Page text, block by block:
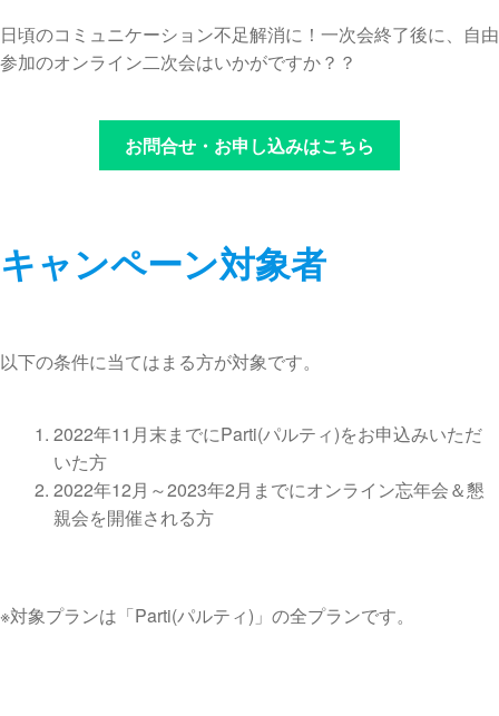
日頃のコミュニケーション不足解消に！一次会終了後に、自由
参加のオンライン二次会はいかがですか？？
お問合せ・お申し込みはこちら
キャンペーン対象者
以下の条件に当てはまる方が対象です。
2022年11月末までにParti(パルティ)をお申込みいただ
いた方
2022年12月～2023年2月までにオンライン忘年会＆懇
親会を開催される方
※対象プランは「Parti(パルティ)」の全プランです。